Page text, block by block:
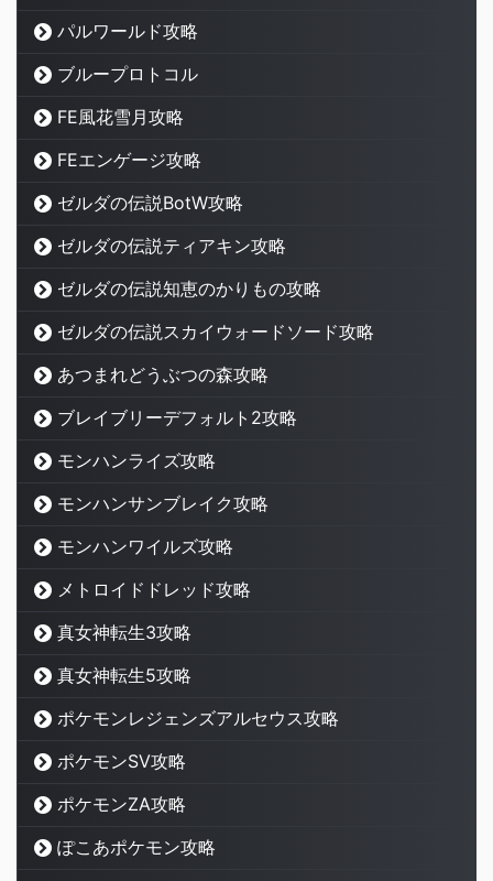
パルワールド攻略
ブループロトコル
FE風花雪月攻略
FEエンゲージ攻略
ゼルダの伝説BotW攻略
ゼルダの伝説ティアキン攻略
ゼルダの伝説知恵のかりもの攻略
ゼルダの伝説スカイウォードソード攻略
あつまれどうぶつの森攻略
ブレイブリーデフォルト2攻略
モンハンライズ攻略
モンハンサンブレイク攻略
モンハンワイルズ攻略
メトロイドドレッド攻略
真女神転生3攻略
真女神転生5攻略
ポケモンレジェンズアルセウス攻略
ポケモンSV攻略
ポケモンZA攻略
ぽこあポケモン攻略